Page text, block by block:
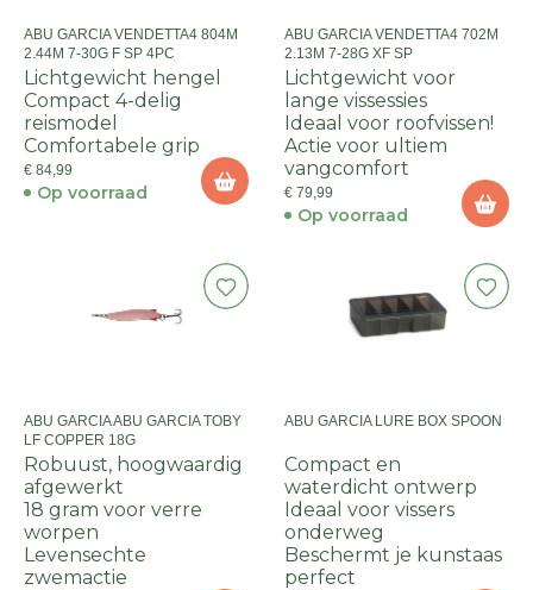
ABU GARCIA VENDETTA4 804M
2.44M 7-30G F SP 4PC
Lichtgewicht hengel
Compact 4-delig
reismodel
Comfortabele grip
€ 84,99
Op voorraad
ABU GARCIA VENDETTA4 702M
2.13M 7-28G XF SP
Lichtgewicht voor
lange vissessies
Ideaal voor roofvissen!
Actie voor ultiem
vangcomfort
€ 79,99
Op voorraad
ABU GARCIA ABU GARCIA TOBY
LF COPPER 18G
Robuust, hoogwaardig
afgewerkt
18 gram voor verre
worpen
Levensechte
zwemactie
ABU GARCIA LURE BOX SPOON
Compact en
waterdicht ontwerp
Ideaal voor vissers
onderweg
Beschermt je kunstaas
perfect